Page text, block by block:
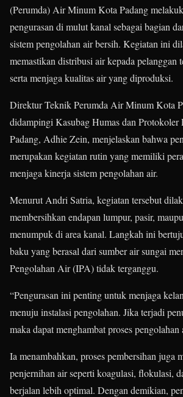
(Perumda) Air Minum Kota Padang
pengurasan di mulut kanal sebagai bagian
sistem pengolahan air bersih. Kegiatan ini
memastikan distribusi air kepada pelanggan
serta menjaga kualitas air yang diproduksi.
Direktur Teknik Perumda Air Minum Kota
didampingi Kasubag Humas dan
Padang, Adhie Zein, menjelaskan bahwa
merupakan kegiatan rutin yang memiliki
menjaga kinerja sistem pengolahan air.
Menurut Andri Satria, kegiatan tersebut
membersihkan endapan lumpur, pasir,
menumpuk di area kanal. Langkah ini
baku yang berasal dari sumber air sungai
Pengolahan Air (IPA) tidak terganggu.
“Pengurasan ini penting untuk menjaga
menuju instalasi pengolahan. Jika terjadi
maka dapat menghambat proses pengolahan
Ia menambahkan, proses pembersihan juga
penjernihan air seperti koagulasi, flokulasi,
berjalan lebih optimal. Dengan demikian,